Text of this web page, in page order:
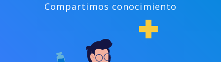
Compartimos conocimiento